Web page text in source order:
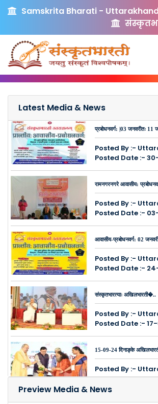
Samskrita Bharati -
Latest Media & News
प्रबोधनवर्ग: |03 जनवरीतः
Posted By :-
Posted Date :-
रामनगरनगरे आवासीय:
Posted By :-
Posted Date :-
आवासीय-प्रबोधनवर्ग: 02
Posted By :-
Posted Date :-
संस्कृतभारत्याः अखिलभारती�..
Posted By :-
Posted Date :-
15-09-24 दिनाङ्के
Posted By :-
Posted Date :-
Preview Media & News